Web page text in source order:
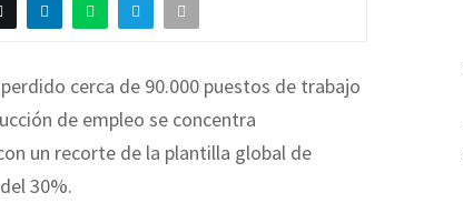
cerca de 90.000 puestos de trabajo
de empleo se concentra
un recorte de la plantilla global de
30%.